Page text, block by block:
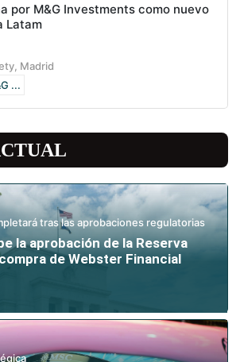
por M&G Investments como nuevo
Latam
Madrid
...
tras las aprobaciones regulatorias
la aprobación de la Reserva
de Webster Financial